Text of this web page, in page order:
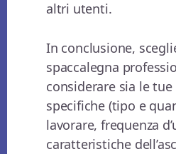
altri utenti.
In conclusione,
spaccalegna
considerare sia le tue
specifiche (tipo e
lavorare, frequenza
caratteristiche